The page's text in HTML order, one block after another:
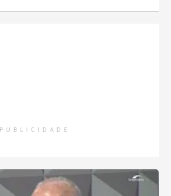
PUBLICIDADE